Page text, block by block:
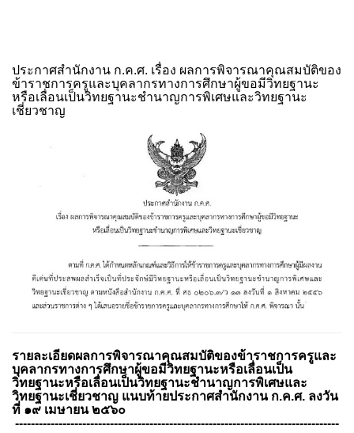
ประกาศสำนักงาน ก.ค.ศ. เรื่อง ผลการพิจารณาคุณสมบัติของ
ข้าราชการครูและบุคลากรทางการศึกษาผู้ขอมีวิทยฐานะ
หรือเลื่อนเป็นวิทยฐานะชำนาญการพิเศษและวิทยฐานะ
เชี่ยวชาญ
รายละเอียดผลการพิจารณาคุณสมบัติของข้าราชการครูและ
บุคลากรทางการศึกษาผู้ขอมีวิทยฐานะหรือเลื่อนเป็น
วิทยฐานะหรือเลื่อนเป็นวิทยฐานะชำนาญการพิเศษและ
วิทยฐานะเชี่ยวชาญ แนบท้ายประกาศสำนักงาน ก.ค.ศ. ลงวัน
ที่ ๑๙ เมษายน ๒๕๖๐
----------------------------------------------------------------------------------